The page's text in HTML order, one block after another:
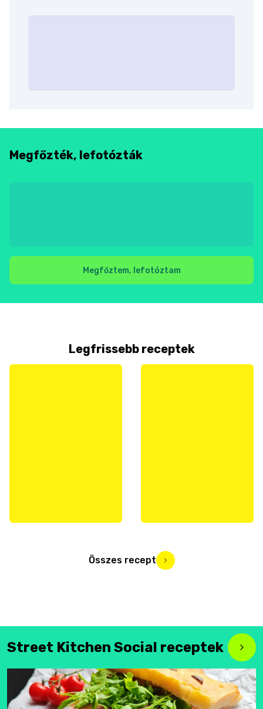
Megfőzték, lefotózták
Megfőztem, lefotóztam
Legfrissebb receptek
Összes recept
Street Kitchen Social receptek